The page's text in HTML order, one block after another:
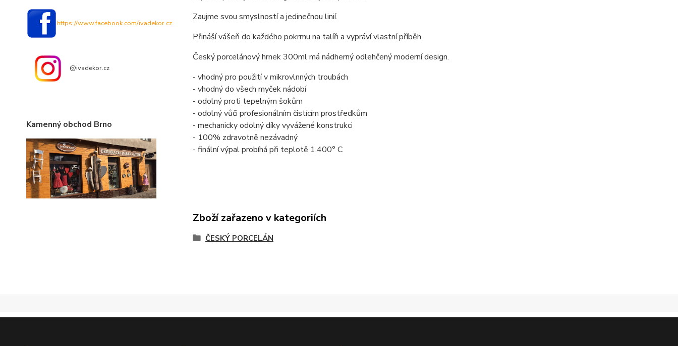
https://www.facebook.com/ivadekor.cz
@ivadekor.cz
Kamenný obchod Brno
Zaujme svou smyslností a jedinečnou linií.
Přináší vášeň do každého pokrmu na talíři a vypráví vlastní příběh.
Český porcelánový hrnek 300ml má nádherný odlehčený moderní design.
- vhodný pro použití v mikrovlnných troubách
- vhodný do všech myček nádobí
- odolný proti tepelným šokům
- odolný vůči profesionálním čistícím prostředkům
- mechanicky odolný díky vyvážené konstrukci
- 100% zdravotně nezávadný
- finální výpal probíhá při teplotě 1.400° C
Zboží zařazeno v kategoriích
ČESKÝ PORCELÁN